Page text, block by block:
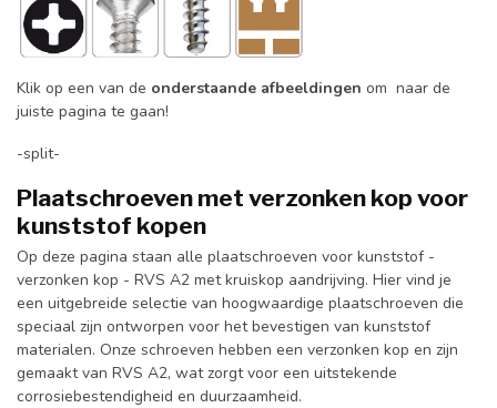
Klik op een van de onderstaande afbeeldingen om naar de
juiste pagina te gaan!
-split-
Plaatschroeven met verzonken kop voor
kunststof kopen
Op deze pagina staan alle plaatschroeven voor kunststof -
verzonken kop - RVS A2 met kruiskop aandrijving. Hier vind je
een uitgebreide selectie van hoogwaardige plaatschroeven die
speciaal zijn ontworpen voor het bevestigen van kunststof
materialen. Onze schroeven hebben een verzonken kop en zijn
gemaakt van RVS A2, wat zorgt voor een uitstekende
corrosiebestendigheid en duurzaamheid.